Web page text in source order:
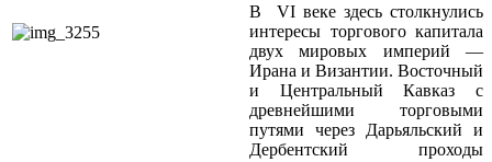
В VI веке здесь столкнулись
интересы торгового капитала
двух мировых империй —
Ирана и Византии. Восточный
и Центральный Кавказ с
древнейшими торговыми
путями через Дарьяльский и
Дербентский проходы